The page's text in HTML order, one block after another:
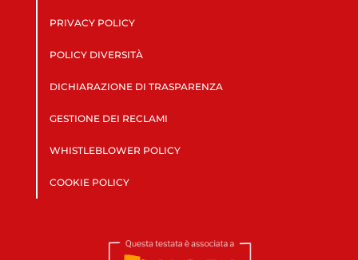
PRIVACY POLICY
POLICY DIVERSITÀ
DICHIARAZIONE DI TRASPARENZA
GESTIONE DEI RECLAMI
WHISTLEBLOWER POLICY
COOKIE POLICY